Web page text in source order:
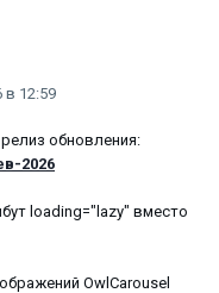
в 12:59
обновления:
2026
loading="lazy" вместо
OwlCarousel